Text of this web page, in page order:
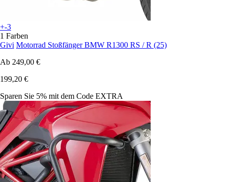
+-3
1 Farben
Givi Motorrad Stoßfänger BMW R1300 RS / R (25)
Ab 249,00 €
199,20 €
Sparen Sie 5% mit dem Code EXTRA